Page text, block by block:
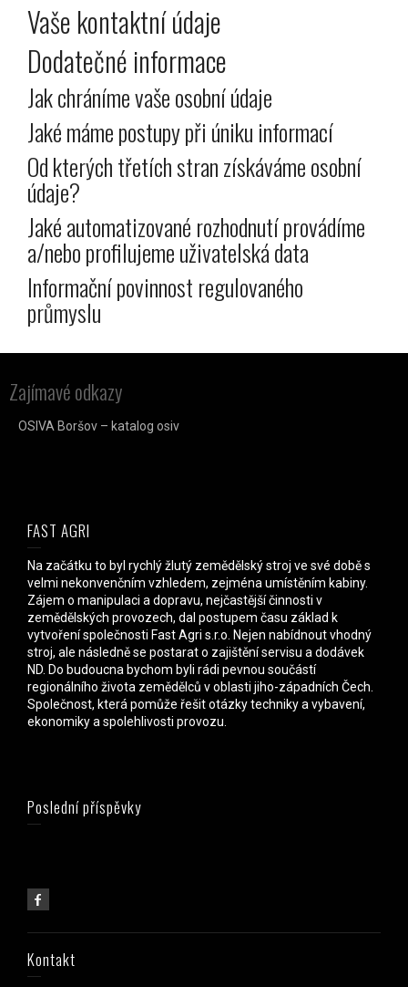
Vaše kontaktní údaje
Dodatečné informace
Jak chráníme vaše osobní údaje
Jaké máme postupy při úniku informací
Od kterých třetích stran získáváme osobní
údaje?
Jaké automatizované rozhodnutí provádíme
a/nebo profilujeme uživatelská data
Informační povinnost regulovaného
průmyslu
Zajímavé odkazy
OSIVA Boršov – katalog osiv
FAST AGRI
Na začátku to byl rychlý žlutý zemědělský stroj ve své době s
velmi nekonvenčním vzhledem, zejména umístěním kabiny.
Zájem o manipulaci a dopravu, nejčastější činnosti v
zemědělských provozech, dal postupem času základ k
vytvoření společnosti Fast Agri s.r.o. Nejen nabídnout vhodný
stroj, ale následně se postarat o zajištění servisu a dodávek
ND. Do budoucna bychom byli rádi pevnou součástí
regionálního života zemědělců v oblasti jiho-západních Čech.
Společnost, která pomůže řešit otázky techniky a vybavení,
ekonomiky a spolehlivosti provozu.
Poslední příspěvky
Kontakt